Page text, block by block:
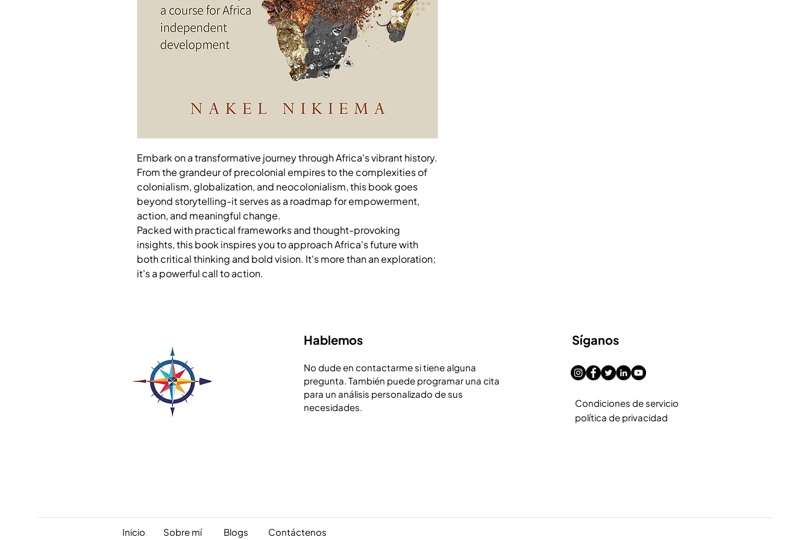
Embark on a transformative journey through Africa's vibrant history.
From the grandeur of precolonial empires to the complexities of
colonialism, globalization, and neocolonialism, this book goes
beyond storytelling-it serves as a roadmap for empowerment,
action, and meaningful change.
Packed with practical frameworks and thought-provoking
insights, this book inspires you to approach Africa's future with
both critical thinking and bold vision. It's more than an exploration;
it's a powerful call to action.
Hablemos
No dude en contactarme si tiene alguna
pregunta. También puede programar una cita
para un análisis personalizado de sus
necesidades.
Síganos
Condiciones de servicio
política de privacidad
Inicio Sobre mí Blogs Contáctenos